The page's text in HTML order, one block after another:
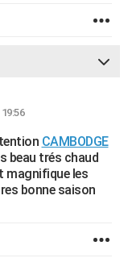
CAMBODGE
beau trés chaud
magnifique les
bonne saison